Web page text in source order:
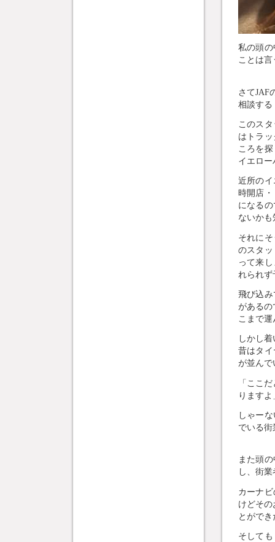
私の頭
ことは
さてJAF
相談する
このス
はトラ
ころを
イエロ
近所の
時開店
になる
ないか
それに
のスタ
って来
れられず
飛び込
がある
こまで
しかし
昔はタ
が並んで
「ここ
ります
しゃー
でいる
また頭
し、街
カーナ
けどそ
とがで
そして